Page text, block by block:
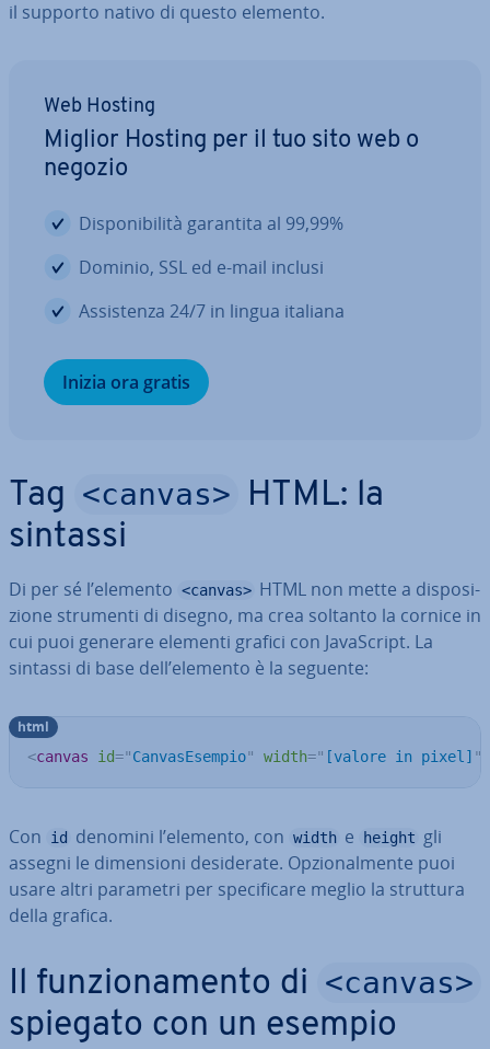
il supporto nativo di questo elemento.
Web Hosting
Miglior Hosting per il tuo sito web o
negozio
Di­spo­ni­bi­li­tà garantita al 99,99%
Dominio, SSL ed e-mail inclusi
As­si­sten­za 24/7 in lingua italiana
Inizia ora gratis
Tag <canvas> HTML: la
sintassi
Di per sé l’elemento <canvas> HTML non mette a di­spo­si­
zio­ne strumenti di disegno, ma crea soltanto la cornice in
cui puoi generare elementi grafici con Ja­va­Script. La
sintassi di base dell’elemento è la seguente:
<canvas id="CanvasEsempio" width=" [valore in pixel] "
html
Con id denomini l’elemento, con width e height gli
assegni le di­men­sio­ni de­si­de­ra­te. Op­zio­nal­men­te puoi
usare altri parametri per spe­ci­fi­ca­re meglio la struttura
della grafica.
Il fun­zio­na­men­to di <canvas>
spiegato con un esempio